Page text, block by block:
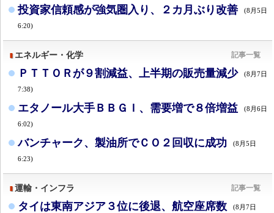
投資家信頼感が強気圏入り、２カ月ぶり改善 (8月5日
6:20)
エネルギー・化学 記事一覧
ＰＴＴＯＲが９割減益、上半期の販売量減少 (8月7日
7:38)
エタノール大手ＢＢＧＩ、需要増で８倍増益 (8月6日
6:02)
バンチャーク、製油所でＣＯ２回収に成功 (8月5日
6:23)
運輸・インフラ 記事一覧
タイは東南アジア３位に後退、航空座席数 (8月7日